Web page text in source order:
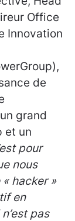
Office
Innovation
de
grand
et un
pour
nous
hacker »
en
pas